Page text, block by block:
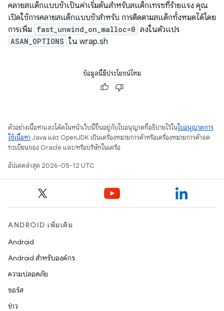
คลายสแต็กแบบช้าเป็นค่าเริ่มต้นสำหรับสแต็กเทรซที่ร้ายแรง คุณ
เปิดใช้การคลายสแต็กแบบช้าสำหรับ การติดตามสแต็กทั้งหมดได้โดย
การเพิ่ม fast_unwind_on_malloc=0 ลงในตัวแปร
ASAN_OPTIONS ใน wrap.sh
ข้อมูลนี้มีประโยชน์ไหม
ตัวอย่างเนื้อหาและโค้ดในหน้าเว็บนี้ขึ้นอยู่กับใบอนุญาตที่อธิบายไว้ในใบอนุญาตการ
ใช้เนื้อหา Java และ OpenJDK เป็นเครื่องหมายการค้าหรือเครื่องหมายการค้าจด
ทะเบียนของ Oracle และ/หรือบริษัทในเครือ
อัปเดตล่าสุด 2026-05-12 UTC
ANDROID เพิ่มเติม
Android
Android สำหรับองค์กร
ความปลอดภัย
ซอร์ส
ข่าว